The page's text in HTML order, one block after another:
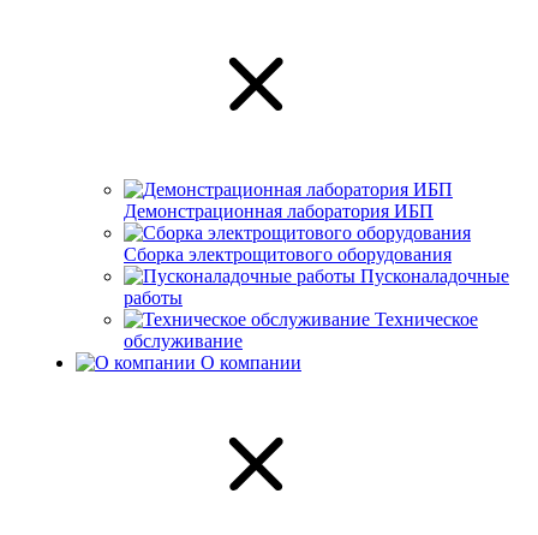
Демонстрационная лаборатория ИБП
Сборка электрощитового оборудования
Пусконаладочные
работы
Техническое
обслуживание
О компании